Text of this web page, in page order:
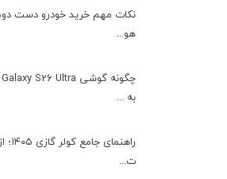
نکات مهم خرید خودرو دست
هو...
به ...
ت...